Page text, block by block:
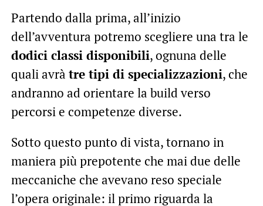
Partendo dalla prima, all’inizio
dell’avventura potremo scegliere una tra le
dodici classi disponibili, ognuna delle
quali avrà tre tipi di specializzazioni, che
andranno ad orientare la build verso
percorsi e competenze diverse.
Sotto questo punto di vista, tornano in
maniera più prepotente che mai due delle
meccaniche che avevano reso speciale
l’opera originale: il primo riguarda la